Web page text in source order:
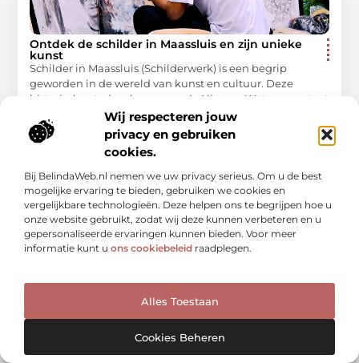
Wij respecteren jouw
privacy en gebruiken
cookies.
Bij BelindaWeb.nl nemen we uw privacy serieus. Om u de best
mogelijke ervaring te bieden, gebruiken we cookies en
vergelijkbare technologieën. Deze helpen ons te begrijpen hoe u
onze website gebruikt, zodat wij deze kunnen verbeteren en u
gepersonaliseerde ervaringen kunnen bieden. Voor meer
informatie kunt u ons cookiebeleid raadplegen.
Alles Toestaan
Cookies Beheren
Ontdek de schilder in Maassluis en zijn unieke
kunst
Schilder in Maassluis (Schilderwerk) is een begrip
geworden in de wereld van kunst en cultuur. Deze
historische stad, gelegen aan de Nieuwe Waterweg, staat
Winkelen
WINKELEN
Harderwijk – Een gids voor families en